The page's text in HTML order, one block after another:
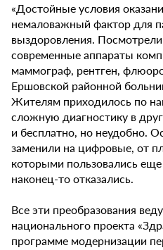
«Достойные условия
немаловажный фактор для
выздоровления.
современные аппараты
маммограф, рентген,
Ершовской районной
Жителям приходилось по
сложную диагностику в
и бесплатно, но неудобно.
заменили на цифровые, от
которыми пользовались еще
наконец-то отказались.
Все эти преобразования
национального проекта
программе модернизации